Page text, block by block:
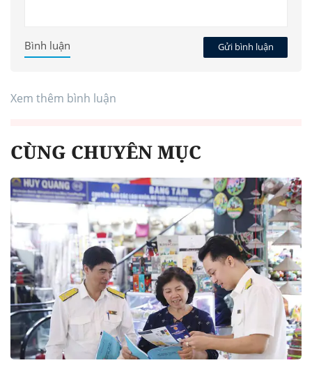
Gửi bình luận
Bình luận
Xem thêm bình luận
CÙNG CHUYÊN MỤC